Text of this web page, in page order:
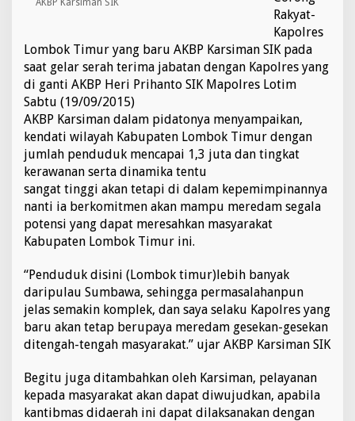
k
a
n
K
a
s
u
s
Y
a
n
g
T
e
t
u
n
d
a
AKBP Karsiman SIK
Rakyat-
Kapolres
Lombok Timur yang baru AKBP Karsiman SIK pada
saat gelar serah terima jabatan dengan Kapolres yang
di ganti AKBP Heri Prihanto SIK Mapolres Lotim
Sabtu (19/09/2015)
AKBP Karsiman dalam pidatonya menyampaikan,
kendati wilayah Kabupaten Lombok Timur dengan
jumlah penduduk mencapai 1,3 juta dan tingkat
kerawanan serta dinamika tentu
sangat tinggi akan tetapi di dalam kepemimpinannya
nanti ia berkomitmen akan mampu meredam segala
potensi yang dapat meresahkan masyarakat
Kabupaten Lombok Timur ini.
“Penduduk disini (Lombok timur)lebih banyak
daripulau Sumbawa, sehingga permasalahanpun
jelas semakin komplek, dan saya selaku Kapolres yang
baru akan tetap berupaya meredam gesekan-gesekan
ditengah-tengah masyarakat.” ujar AKBP Karsiman SIK
Begitu juga ditambahkan oleh Karsiman, pelayanan
kepada masyarakat akan dapat diwujudkan, apabila
kantibmas didaerah ini dapat dilaksanakan dengan